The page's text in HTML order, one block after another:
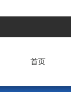
首页